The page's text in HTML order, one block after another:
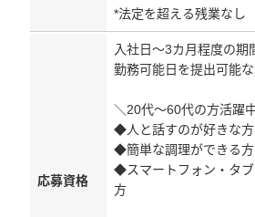
*法定を超える残業なし
応募資格
入社日～3カ月程度の期
勤務可能日を提出可能
＼20代～60代の方活躍
◆人と話すのが好きな方
◆簡単な調理ができる方
◆スマートフォン・タ
方